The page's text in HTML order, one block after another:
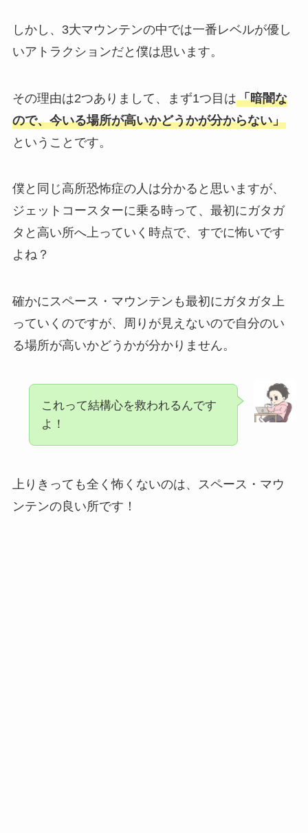
しかし、3大マウンテンの中では一番レベルが優し
いアトラクションだと僕は思います。
その理由は2つありまして、まず1つ目は「暗闇な
ので、今いる場所が高いかどうかが分からない」
ということです。
僕と同じ高所恐怖症の人は分かると思いますが、
ジェットコースターに乗る時って、最初にガタガ
タと高い所へ上っていく時点で、すでに怖いです
よね？
確かにスペース・マウンテンも最初にガタガタ上
っていくのですが、周りが見えないので自分のい
る場所が高いかどうかが分かりません。
これって結構心を救われるんです
よ！
上りきっても全く怖くないのは、スペース・マウ
ンテンの良い所です！